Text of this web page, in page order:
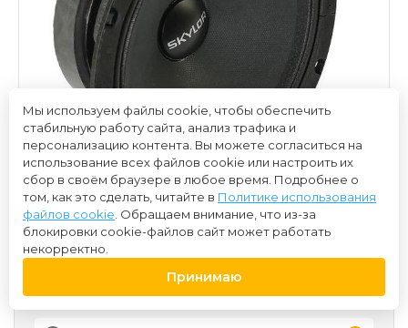
8 500 ₽
Мы используем файлы cookie, чтобы обеспечить
стабильную работу сайта, анализ трафика и
персонализацию контента. Вы можете согласиться на
использование всех файлов cookie или настроить их
сбор в своём браузере в любое время. Подробнее о
том, как это сделать, читайте в Политике использования
файлов cookie . Обращаем внимание, что из-за
блокировки cookie-файлов сайт может работать
некорректно.
Принимаю